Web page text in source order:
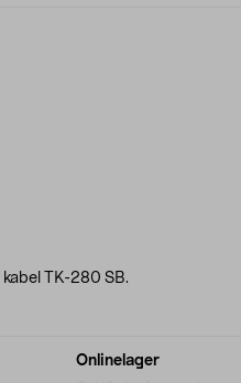
Onlinelager
TK-280 SB.